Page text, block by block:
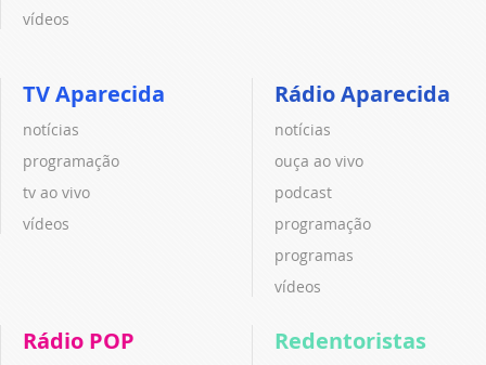
vídeos
TV Aparecida
notícias
programação
tv ao vivo
vídeos
Rádio Aparecida
notícias
ouça ao vivo
podcast
programação
programas
vídeos
Rádio POP Redentoristas